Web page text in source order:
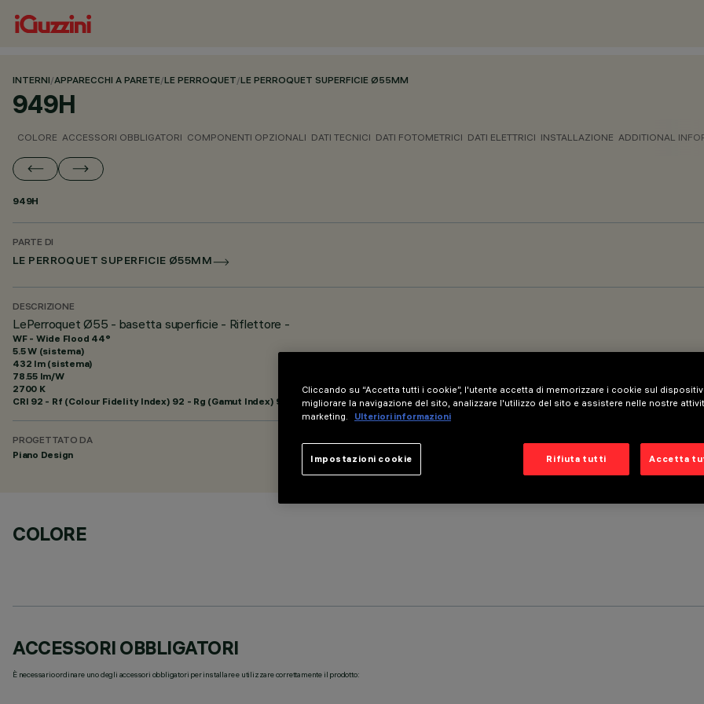
INTERNI/APPARECCHI A PARETE/LE PERROQUET/LE PERROQUET SUPERFICIE Ø55MM
949H
COLORE ACCESSORI OBBLIGATORI COMPONENTI OPZIONALI DATI TECNICI DATI FOTOMETRICI DATI ELETTRICI INSTALLAZIONE ADDITIONAL
949H
PARTE DI
LE PERROQUET SUPERFICIE Ø55MM
DESCRIZIONE
LePerroquet Ø55 - basetta superficie - Riflettore -
WF - Wide Flood 44°
5.5 W (sistema)
432 lm (sistema)
78.55 lm/W
2700 K
CRI 92 - Rf (Colour Fidelity Index) 92 - Rg (Gamut Index) 97
PROGETTATO DA
Piano Design
COLORE
ACCESSORI OBBLIGATORI
È necessario ordinare uno degli accessori obbligatori per installare e utilizzare correttamente il prodotto:
Cliccando su “Accetta tutti i cookie”, l'utente accetta di memorizzare i cookie sul
migliorare la navigazione del sito, analizzare l'utilizzo del sito e assistere nelle nostre
marketing.
Ulteriori informazioni
Rifiuta tutti Accetta
Impostazioni cookie